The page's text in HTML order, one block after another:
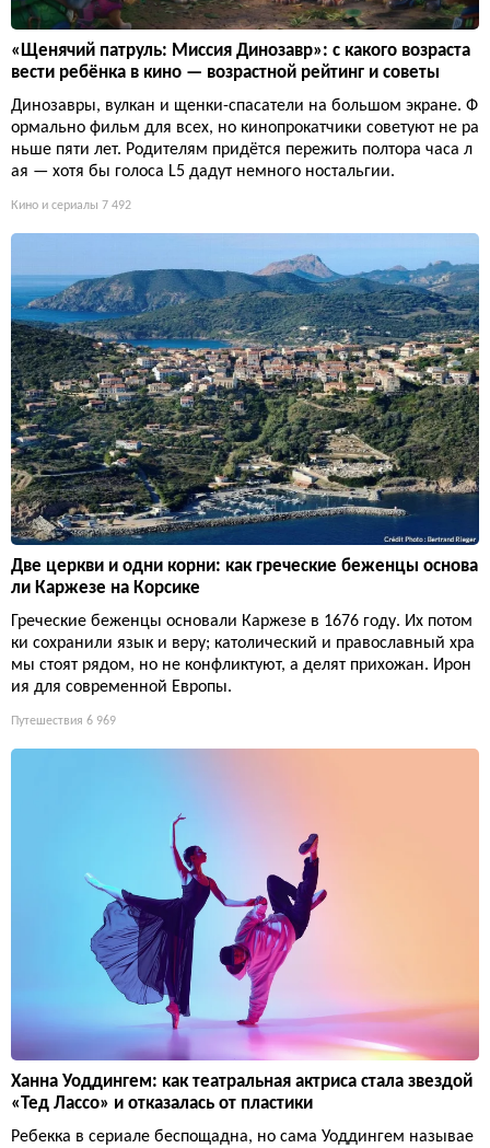
«Щенячий патруль: Миссия Динозавр»: с какого возраста
вести ребёнка в кино — возрастной рейтинг и советы
Динозавры, вулкан и щенки-спасатели на большом экране. Ф
ормально фильм для всех, но кинопрокатчики советуют не ра
ньше пяти лет. Родителям придётся пережить полтора часа л
ая — хотя бы голоса L5 дадут немного ностальгии.
Кино и сериалы 7 492
Две церкви и одни корни: как греческие беженцы основа
ли Каржезе на Корсике
Греческие беженцы основали Каржезе в 1676 году. Их потом
ки сохранили язык и веру; католический и православный хра
мы стоят рядом, но не конфликтуют, а делят прихожан. Ирон
ия для современной Европы.
Путешествия 6 969
Ханна Уоддингем: как театральная актриса стала звездой
«Тед Лассо» и отказалась от пластики
Ребекка в сериале беспощадна, но сама Уоддингем называе